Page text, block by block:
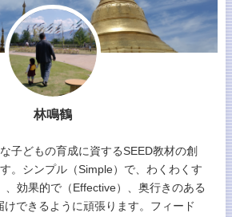
林鳴鶴
子どもの育成に資するSEED教材の創
。シンプル（Simple）で、わくわくす
、効果的で（Effective）、奥行きのある
けできるように頑張ります。フィード